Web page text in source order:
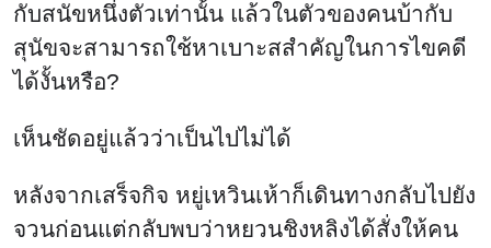
กับสนัขหนึ่งตัวเท่านั้น แล้วในตัวของคนบ้ากับ
สุนัขจะสามารถใช้หาเบาะสสำคัญในการไขคดี
ได้งั้นหรือ?
เห็นชัดอยู่แล้วว่าเป็นไปไม่ได้
หลังจากเสร็จกิจ หยู่เหวินเห้าก็เดินทางกลับไปยัง
จวนก่อนแต่กลับพบว่าหยวนชิงหลิงได้สั่งให้คน